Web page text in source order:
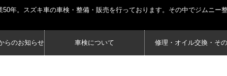
年。スズキ車の車検・整備・販売を行っております。その中でジムニ
らのお知らせ 車検について 修理・オイル交換・そ